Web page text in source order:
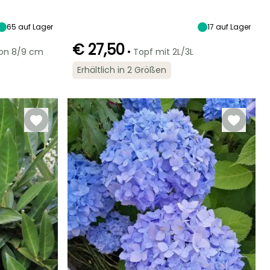
65 auf Lager
8/9 cm
Geeigneter
Zeitraum für die
Pflanzung
Winterhärte
Bis zu -29°C
17 auf Lager
€ 27,50 • Topf mit 2L/3L
Erhältlich in 2 Größen